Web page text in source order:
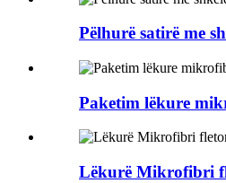
Pëlhurë satirë me
Paketim lëkure
Lëkurë Mikrofibri